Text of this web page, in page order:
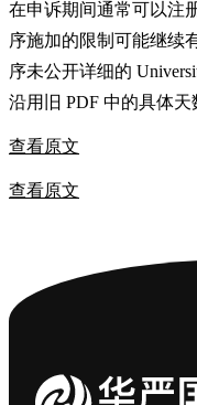
在申诉期间通常可以注
序施加的限制可能继续
序未公开详细的
沿用旧 PDF 中的具体天
查看原文
查看原文